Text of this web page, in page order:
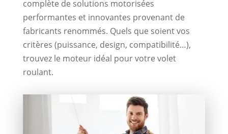
complète de solutions motorisées
performantes et innovantes provenant de
fabricants renommés. Quels que soient vos
critères (puissance, design, compatibilité…),
trouvez le moteur idéal pour votre volet
roulant.